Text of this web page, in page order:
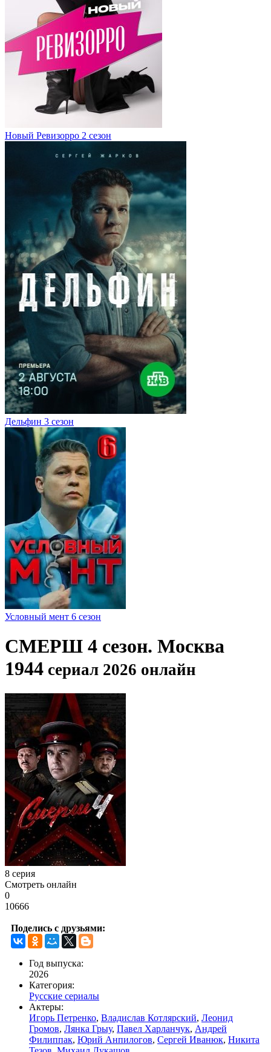
Новый Ревизорро 2 сезон
Дельфин 3 сезон
Условный мент 6 сезон
СМЕРШ 4 сезон. Москва
1944 сериал 2026 онлайн
8 серия
Смотреть онлайн
0
10666
Поделись с друзьями:
Год выпуска:
2026
Категория:
Русские сериалы
Актеры:
Игорь Петренко, Владислав Котлярский, Леонид
Громов, Лянка Грыу, Павел Харланчук, Андрей
Филиппак, Юрий Анпилогов, Сергей Иванюк, Никита